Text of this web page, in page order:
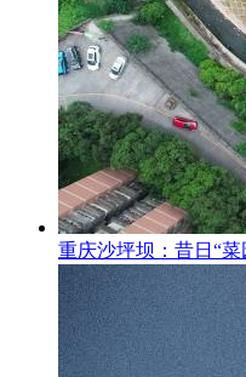
重庆沙坪坝：昔日“